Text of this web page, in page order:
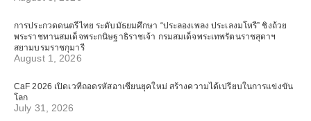
การประกวดดนตรีไทย ระดับมัธยมศึกษา “ประลองเพลง ประเลงมโหรี” ชิงถ้วย
พระราชทานสมเด็จพระกนิษฐาธิราชเจ้า กรมสมเด็จพระเทพรัตนราชสุดาฯ
สยามบรมราชกุมารี
August 1, 2026
CaF 2026 เปิดเวทีถอดรหัสอาเซียนยุคใหม่ สร้างความได้เปรียบในการแข่งขัน
โลก
July 31, 2026